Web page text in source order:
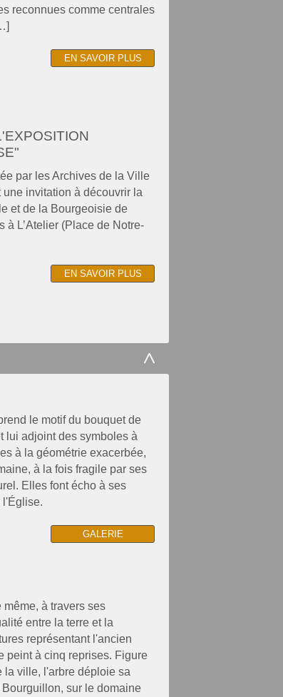
reconnues comme centrales
EN SAVOIR PLUS
par les Archives de la Ville
invitation à découvrir la
et de la Bourgeoisie de
à L’Atelier (Place de Notre-
EN SAVOIR PLUS
le motif du bouquet de
lui adjoint des symboles à
à la géométrie exacerbée,
à la fois fragile par ses
Elles font écho à ses
l'Église.
GALERIE
même, à travers ses
entre la terre et la
représentant l'ancien
peint à cinq reprises. Figure
la ville, l'arbre déploie sa
sur le domaine